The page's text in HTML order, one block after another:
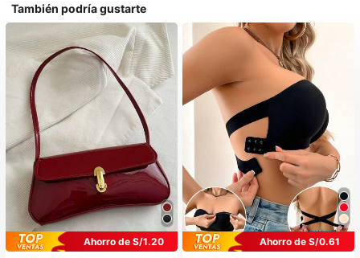
También podría gustarte
Ahorro de S/1.20
Ahorro de S/0.61